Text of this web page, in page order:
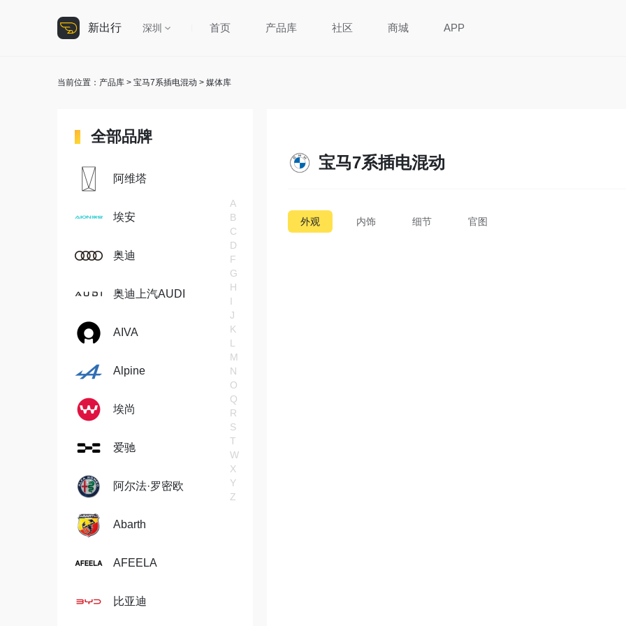
新出行 深圳 首页 产品库 社区 商城 APP
当前位置： 产品库 > 宝马7系插电混动 > 媒体库
全部品牌
A
B
C
D
F
G
H
I
J
K
L
M
N
O
Q
R
S
T
W
X
Y
Z
阿维塔
埃安
奥迪
奥迪上汽AUDI
AIVA
Alpine
埃尚
爱驰
阿尔法·罗密欧
Abarth
AFEELA
比亚迪
宝马7系插电混动
外观 内饰 细节 官图